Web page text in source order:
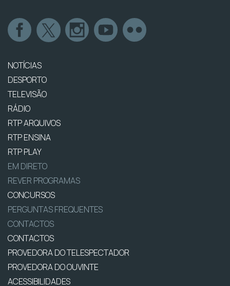
NOTÍCIAS
DESPORTO
TELEVISÃO
RÁDIO
RTP ARQUIVOS
RTP ENSINA
RTP PLAY
EM DIRETO
REVER PROGRAMAS
CONCURSOS
PERGUNTAS FREQUENTES
CONTACTOS
CONTACTOS
PROVEDORA DO TELESPECTADOR
PROVEDORA DO OUVINTE
ACESSIBILIDADES